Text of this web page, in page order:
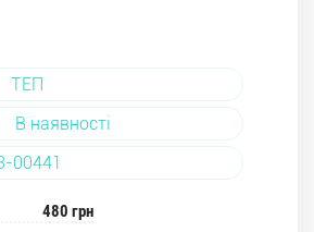
ТЕП
В наявності
00441
480 грн